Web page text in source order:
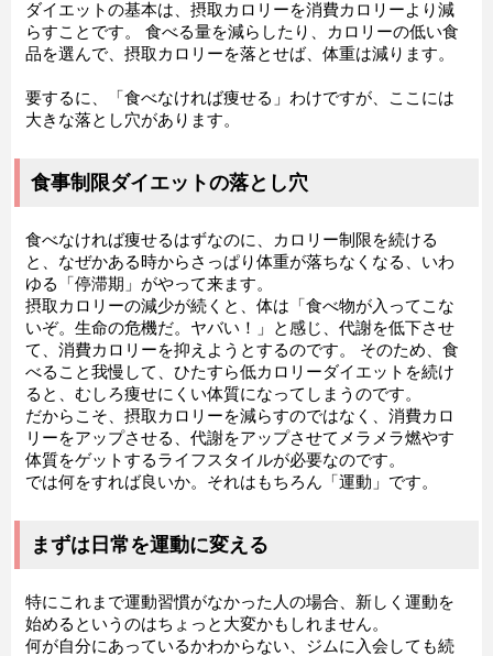
ダイエットの基本は、摂取カロリーを消費カロリーより減
らすことです。 食べる量を減らしたり、カロリーの低い食
品を選んで、摂取カロリーを落とせば、体重は減ります。
要するに、「食べなければ痩せる」わけですが、ここには
大きな落とし穴があります。
食事制限ダイエットの落とし穴
食べなければ痩せるはずなのに、カロリー制限を続ける
と、なぜかある時からさっぱり体重が落ちなくなる、いわ
ゆる「停滞期」がやって来ます。
摂取カロリーの減少が続くと、体は「食べ物が入ってこな
いぞ。生命の危機だ。ヤバい！」と感じ、代謝を低下させ
て、消費カロリーを抑えようとするのです。 そのため、食
べること我慢して、ひたすら低カロリーダイエットを続け
ると、むしろ痩せにくい体質になってしまうのです。
だからこそ、摂取カロリーを減らすのではなく、消費カロ
リーをアップさせる、代謝をアップさせてメラメラ燃やす
体質をゲットするライフスタイルが必要なのです。
では何をすれば良いか。それはもちろん「運動」です。
まずは日常を運動に変える
特にこれまで運動習慣がなかった人の場合、新しく運動を
始めるというのはちょっと大変かもしれません。
何が自分にあっているかわからない、ジムに入会しても続